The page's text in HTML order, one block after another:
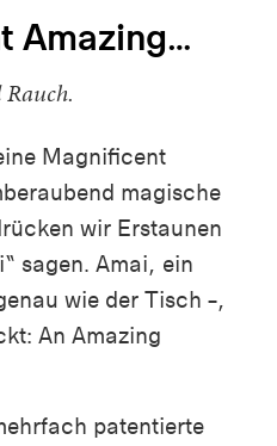
Amazing…
Magnificent
magische
wir Erstaunen
sagen. Amai, ein
wie der Tisch –,
An Amazing
patentierte